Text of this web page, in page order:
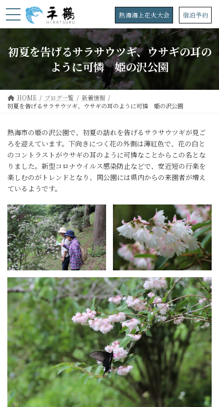
ン
へ
プ
ビ
ョ
動
熱海海上花火大会 宿泊予約
初夏を告げるサラサウツギ、ウサギの耳の
ように可憐 姫の沢公園
HOME ブログ一覧
新着情報
初夏を告げるサラサウツギ、ウサギの耳のように可憐 姫の沢公園
熱海市の姫の沢公園で、初夏の訪れを告げるサラサウツギが見ご
ろを迎えています。下向きにつく花の外側は薄紅色で、花の白と
のコントラストがウサギの耳のように可憐なことからこの名とな
りました。新型コロナウイルス感染防止などで、安近短の行楽を
楽しむのがトレンドとなり、同公園には県内からの来園者が増え
ているようです。